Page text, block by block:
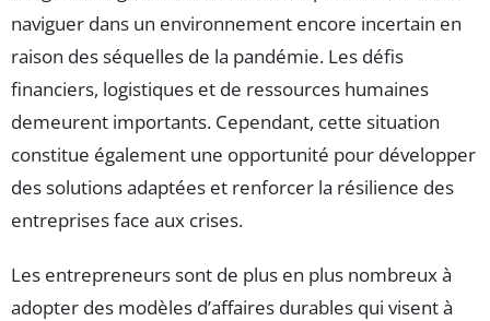
naviguer dans un environnement encore incertain en
raison des séquelles de la pandémie. Les défis
financiers, logistiques et de ressources humaines
demeurent importants. Cependant, cette situation
constitue également une opportunité pour développer
des solutions adaptées et renforcer la résilience des
entreprises face aux crises.
Les entrepreneurs sont de plus en plus nombreux à
adopter des modèles d’affaires durables qui visent à